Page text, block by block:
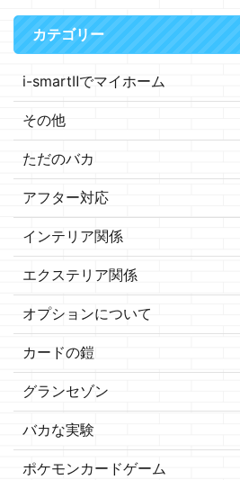
カテゴリー
i-smartⅡでマイホーム
その他
ただのバカ
アフター対応
インテリア関係
エクステリア関係
オプションについて
カードの鎧
グランセゾン
バカな実験
ポケモンカードゲーム